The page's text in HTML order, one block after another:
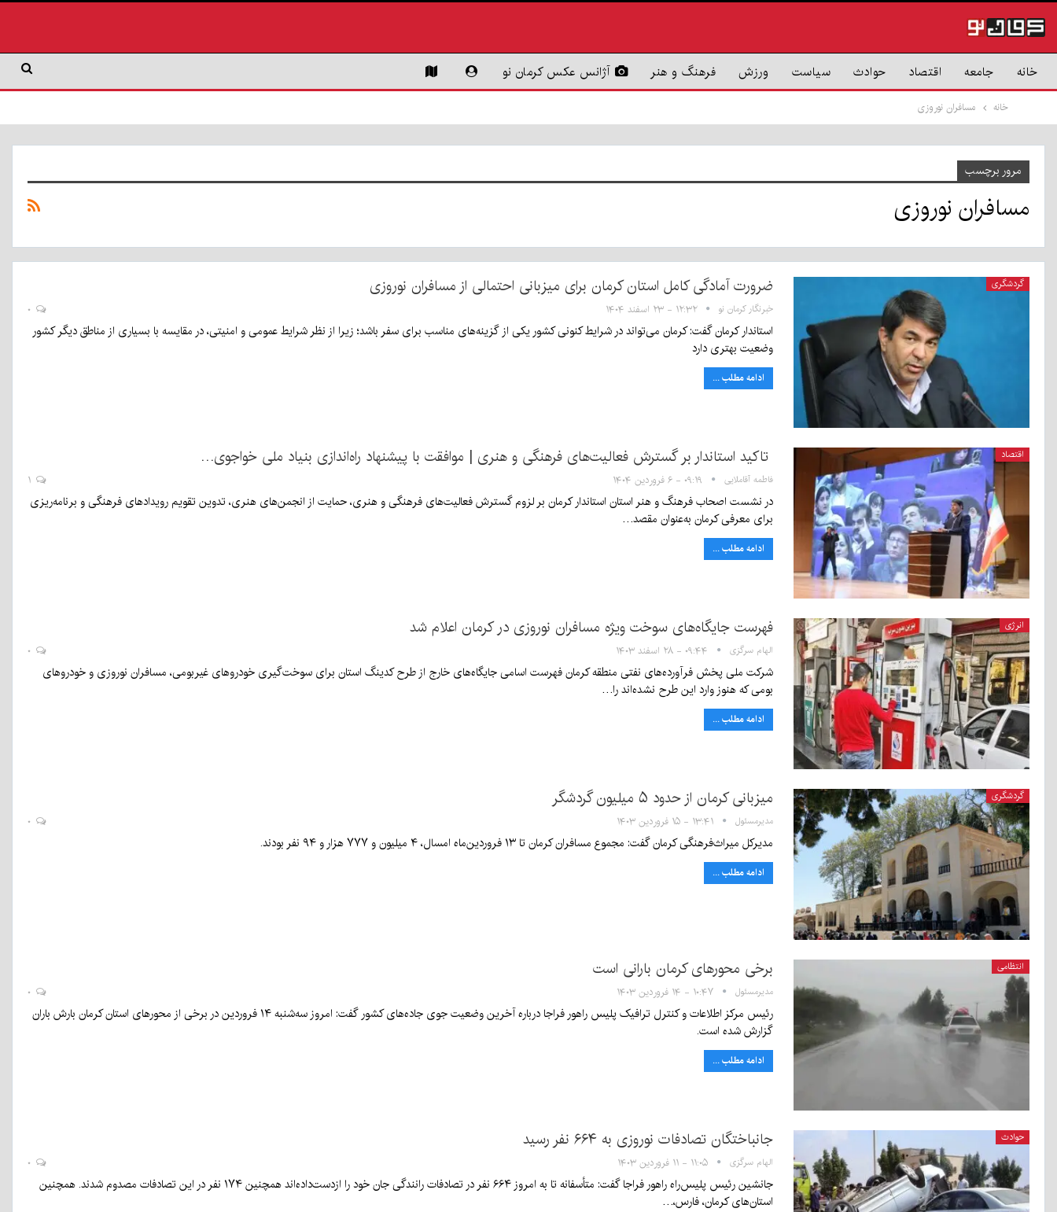
خانه جامعه اقتصاد حوادث سیاست ورزش فرهنگ و هنر آژانس عکس کرمان نو
خانه مسافران نوروزی
مرور برچسب
مسافران نوروزی
گردشگری ضرورت آمادگی کامل استان کرمان برای میزبانی احتمالی از مسافران نوروزی
خبرنگار کرمان نو ۱۲:۳۲ - ۲۳ اسفند ۱۴۰۴
استاندار کرمان گفت: کرمان می‌تواند در شرایط کنونی کشور یکی از گزینه‌های مناسب برای سفر باشد؛ زیرا از نظر شرایط عمومی و امنیتی، در مقایسه با بسیاری از مناطق دیگر کشور
وضعیت بهتری دارد
ادامه مطلب ...
اقتصاد تاکید استاندار بر گسترش فعالیت‌های فرهنگی و هنری | موافقت با پیشنهاد راه‌اندازی بنیاد ملی خواجوی…
فاطمه آقاملایی ۰۹:۱۹ - ۶ فروردین ۱۴۰۴
در نشست اصحاب فرهنگ و هنر استان استاندار کرمان بر لزوم گسترش فعالیت‌های فرهنگی و هنری، حمایت از انجمن‌های هنری، تدوین تقویم رویدادهای فرهنگی و برنامه‌ریزی
برای معرفی کرمان به‌عنوان مقصد…
ادامه مطلب ...
انرژی فهرست جایگاه‌های سوخت ویژه مسافران نوروزی در کرمان اعلام شد
الهام سرگزی ۰۹:۴۴ - ۲۸ اسفند ۱۴۰۳
شرکت ملی پخش فرآورده‌های نفتی منطقه کرمان فهرست اسامی جایگاه‌های خارج از طرح کدینگ استان برای سوخت‌گیری خودروهای غیربومی، مسافران نوروزی و خودروهای
بومی که هنوز وارد این طرح نشده‌اند را…
ادامه مطلب ...
گردشگری میزبانی کرمان از حدود ۵ میلیون گردشگر
مدیرمسئول ۱۳:۴۱ - ۱۵ فروردین ۱۴۰۳
مدیرکل میراث‌فرهنگی کرمان گفت: مجموع مسافران کرمان تا ۱۳ فروردین‌ماه امسال، ۴ میلیون و ۷۷۷ هزار و ۹۴ نفر بودند.
ادامه مطلب ...
انتظامی برخی محورهای کرمان بارانی است
مدیرمسئول ۱۰:۴۷ - ۱۴ فروردین ۱۴۰۳
رئیس مرکز اطلاعات و کنترل ترافیک پلیس راهور فراجا درباره آخرین وضعیت جوی جاده‌های کشور گفت: امروز سه‌شنبه ۱۴ فروردین در برخی از محورهای استان کرمان بارش باران
گزارش شده است.
ادامه مطلب ...
حوادث جانباختگان تصادفات نوروزی به ۶۶۴ نفر رسید
الهام سرگزی ۱۱:۰۵ - ۱۱ فروردین ۱۴۰۳
جانشین رئیس پلیس‌راه راهور فراجا گفت: متأسفانه تا به امروز ۶۶۴ نفر در تصادفات رانندگی جان خود را ازدست‌داده‌اند همچنین ۱۷۴ نفر در این تصادفات مصدوم شدند. همچنین
استان‌های کرمان، فارس،…